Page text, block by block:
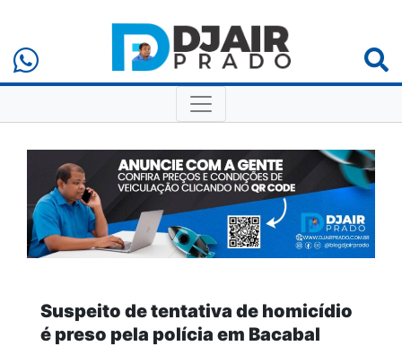
Suspeito de tentativa de homicídio
é preso pela polícia em Bacabal